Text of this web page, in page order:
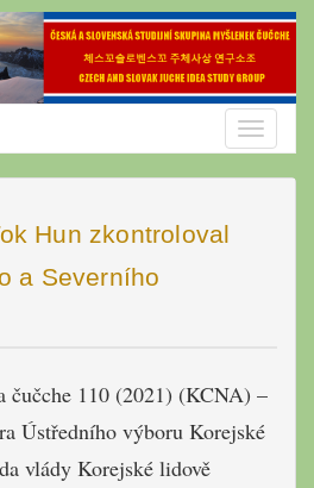
Toggle
Hun zkontroloval
a Severního
čučche 110 (2021) (KCNA) –
Ústředního výboru Korejské
vlády Korejské lidově